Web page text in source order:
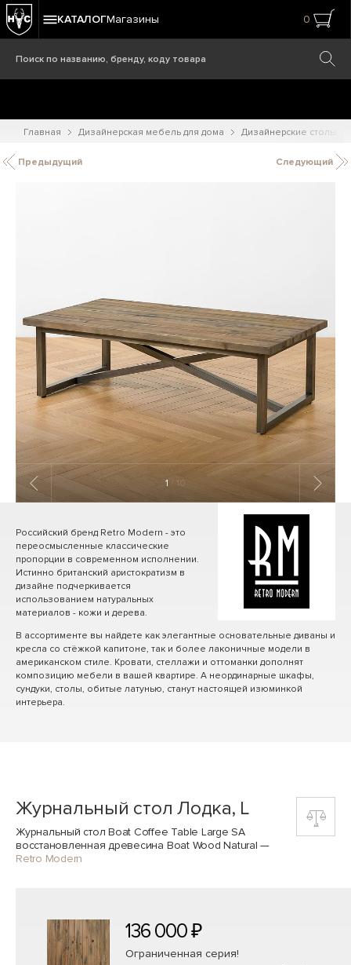
КАТАЛОГМагазины 0
Главная Дизайнерская мебель для дома Дизайнерские столы
Предыдущий Следующий
1 / 10
Российский бренд Retro Modern - это
переосмысленные классические
пропорции в современном исполнении.
Истинно британский аристократизм в
дизайне подчеркивается
использованием натуральных
материалов - кожи и дерева.
В ассортименте вы найдете как элегантные основательные диваны и
кресла со стёжкой капитоне, так и более лаконичные модели в
американском стиле. Кровати, стеллажи и оттоманки дополнят
композицию мебели в вашей квартире. А неординарные шкафы,
сундуки, столы, обитые латунью, станут настоящей изюминкой
интерьера.
Журнальный стол Лодка, L
Журнальный стол Boat Coffee Table Large SA
восстановленная древесина Boat Wood Natural —
Retro Modern
136 000 ₽
Ограниченная серия!